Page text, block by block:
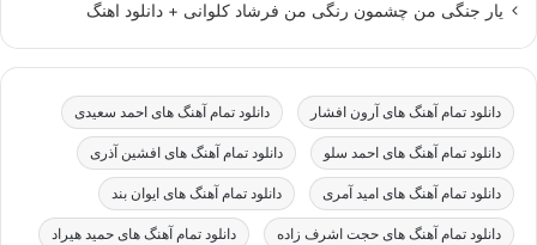
یار جنگی من چشمون رنگی من فرشاد کلوانی + دانلود اهنگ
دانلود تمام آهنگ های آرون افشار دانلود تمام آهنگ های احمد سعیدی
دانلود تمام آهنگ های احمد سلو دانلود تمام آهنگ های افشین آذری
دانلود تمام آهنگ های امید آمری دانلود تمام آهنگ های ایوان بند
دانلود تمام آهنگ های حجت اشرف زاده دانلود تمام آهنگ های حمید هیراد